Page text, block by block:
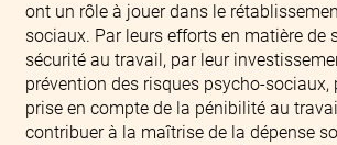
ont un rôle à jouer dans le
sociaux. Par leurs efforts en matière de
sécurité au travail, par leur
prévention des risques psycho-sociaux,
prise en compte de la pénibilité au
contribuer à la maîtrise de la dépense